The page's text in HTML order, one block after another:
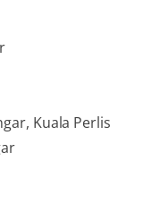
Kuala Perlis